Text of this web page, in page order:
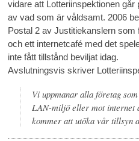
vidare att Lotteriinspektionen
av vad som är våldsamt. 2006
Postal 2 av Justitiekanslern
och ett internetcafé med det
inte fått tillstånd beviljat idag.
Avslutningsvis skriver
Vi uppmanar alla företag
LAN-miljö eller mot internet
kommer att utöka vår tillsyn